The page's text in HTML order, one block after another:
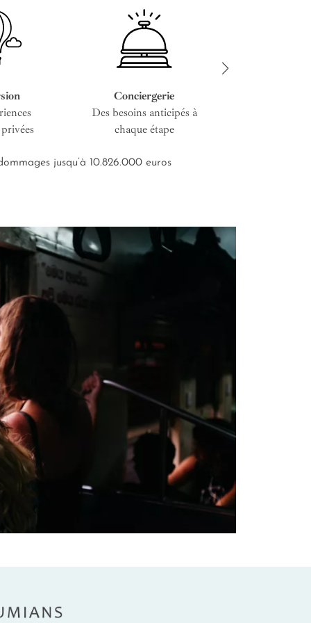
Conciergerie
Des besoins anticipés à
chaque étape
jusqu’à 10.826.000 euros